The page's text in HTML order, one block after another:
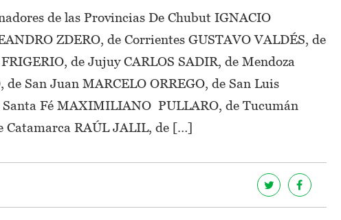
de las Provincias De Chubut IGNACIO
ZDERO, de Corrientes GUSTAVO VALDÉS, de
de Jujuy CARLOS SADIR, de Mendoza
de San Juan MARCELO ORREGO, de San Luis
Santa Fé MAXIMILIANO PULLARO, de Tucumán
Catamarca RAÚL JALIL, de […]